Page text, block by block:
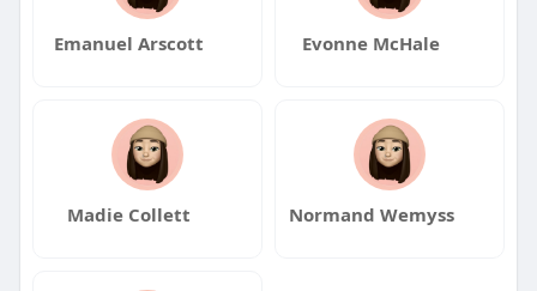
Emanuel Arscott Evonne McHale
Madie Collett Normand Wemyss